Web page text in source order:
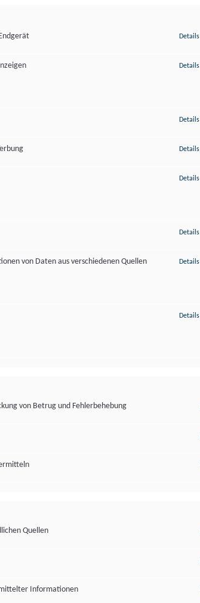
Details
Details
Details
Details
Details
Details
von Daten aus verschiedenen Quellen
Details
Details
von Betrug und Fehlerbehebung
Quellen
Informationen